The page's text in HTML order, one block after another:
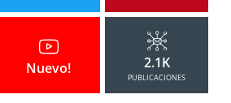
Nuevo! 2.1K
PUBLICACIONES